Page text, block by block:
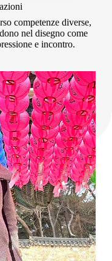
competenze diverse,
nel disegno come
e incontro.